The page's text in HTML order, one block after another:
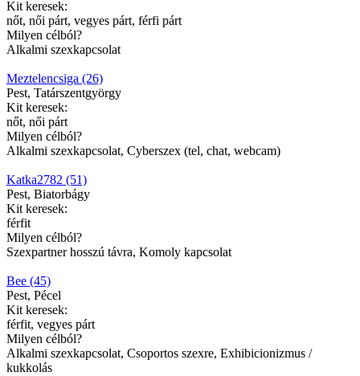
Kit keresek:
nőt, női párt, vegyes párt, férfi párt
Milyen célból?
Alkalmi szexkapcsolat
Meztelencsiga (26)
Pest, Tatárszentgyörgy
Kit keresek:
nőt, női párt
Milyen célból?
Alkalmi szexkapcsolat, Cyberszex (tel, chat, webcam)
Katka2782 (51)
Pest, Biatorbágy
Kit keresek:
férfit
Milyen célból?
Szexpartner hosszú távra, Komoly kapcsolat
Bee (45)
Pest, Pécel
Kit keresek:
férfit, vegyes párt
Milyen célból?
Alkalmi szexkapcsolat, Csoportos szexre, Exhibicionizmus /
kukkolás